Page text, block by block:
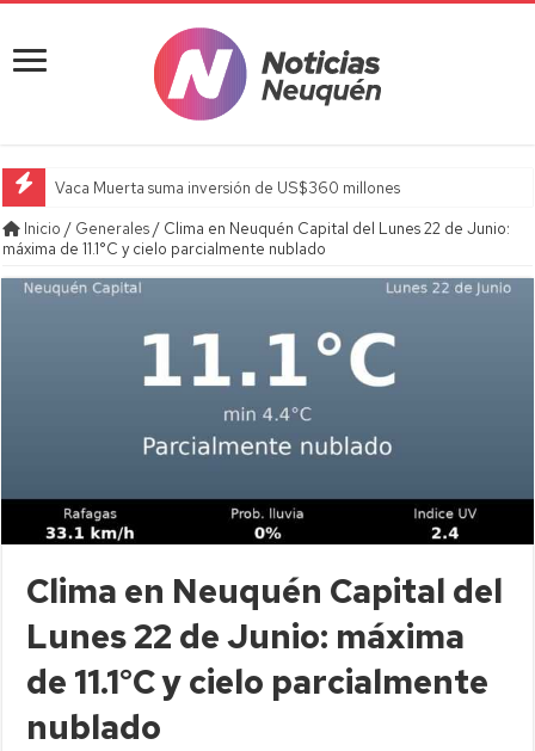
Vaca Muerta suma inversión de US$360 millones
Inicio / Generales/ Clima en Neuquén Capital del Lunes 22 de Junio:
máxima de 11.1°C y cielo parcialmente nublado
Clima en Neuquén Capital del
Lunes 22 de Junio: máxima
de 11.1°C y cielo parcialmente
nublado